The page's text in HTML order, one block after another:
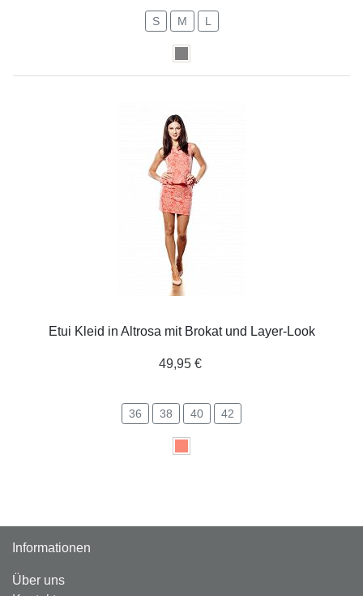
S M L
Etui Kleid in Altrosa mit Brokat und Layer-Look
49,95 €
36 38 40 42
Informationen
Über uns